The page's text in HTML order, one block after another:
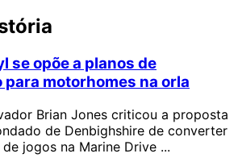
se opõe a planos de
motorhomes na orla
Brian Jones criticou a proposta
de Denbighshire de converter
jogos na Marine Drive ...